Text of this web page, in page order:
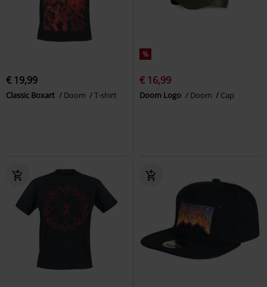
€ 19,99
Classic Boxart Doom T-shirt
%
€ 16,99
Doom Logo Doom Cap